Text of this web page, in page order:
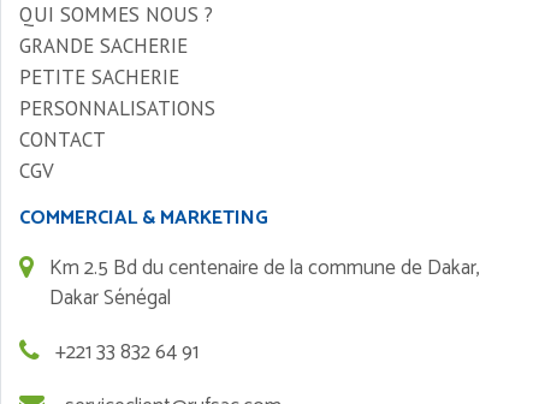
QUI SOMMES NOUS ?
GRANDE SACHERIE
PETITE SACHERIE
PERSONNALISATIONS
CONTACT
CGV
COMMERCIAL & MARKETING
Km 2.5 Bd du centenaire de la commune de Dakar,
Dakar Sénégal
+221 33 832 64 91